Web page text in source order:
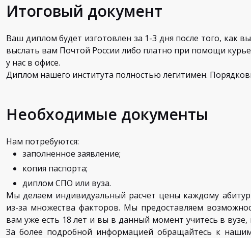
Итоговый документ
Ваш диплом будет изготовлен за 1-3 дня после того,
выслать вам Почтой России либо платно при помощи
у нас в офисе.
Диплом нашего института полностью легитимен.
Необходимые документы
Нам потребуются:
заполненное заявление;
копия паспорта;
диплом СПО или вуза.
Мы делаем индивидуальный расчет цены каждому
из-за множества факторов. Мы предоставляем
вам уже есть 18 лет и вы в данный момент учитесь в
За более подробной информацией обращайтесь к